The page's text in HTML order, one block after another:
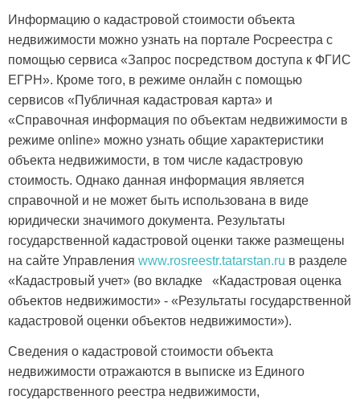
Информацию о кадастровой стоимости объекта
недвижимости можно узнать на портале Росреестра с
помощью сервиса «Запрос посредством доступа к ФГИС
ЕГРН». Кроме того, в режиме онлайн с помощью
сервисов «Публичная кадастровая карта» и
«Справочная информация по объектам недвижимости в
режиме online» можно узнать общие характеристики
объекта недвижимости, в том числе кадастровую
стоимость. Однако данная информация является
справочной и не может быть использована в виде
юридически значимого документа. Результаты
государственной кадастровой оценки также размещены
на сайте Управления www.rosreestr.tatarstan.ru в разделе
«Кадастровый учет» (во вкладке «Кадастровая оценка
объектов недвижимости» - «Результаты государственной
кадастровой оценки объектов недвижимости»).
Сведения о кадастровой стоимости объекта
недвижимости отражаются в выписке из Единого
государственного реестра недвижимости,